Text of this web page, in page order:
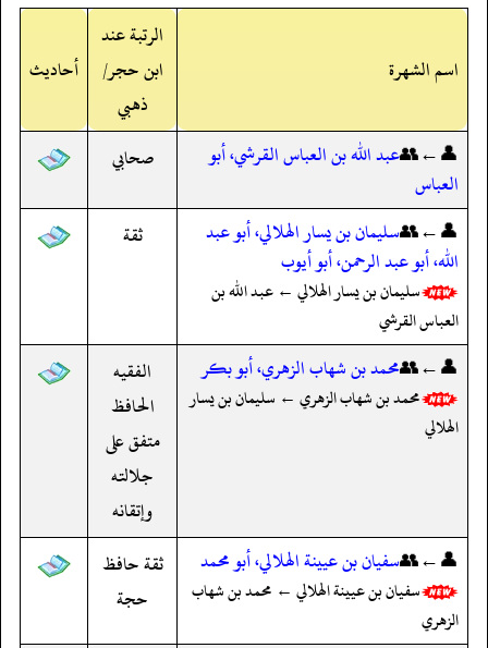
اسم الشهرة
الرتبة عند
ابن حجر/
ذهبي
أحاديث
👤←👥عبد الله بن العباس القرشي، أبو
العباس
صحابي
👤←👥سليمان بن يسار الهلالي، أبو عبد
الله، أبو عبد الرحمن، أبو أيوب
سليمان بن يسار الهلالي ← عبد الله بن
العباس القرشي
ثقة
👤←👥محمد بن شهاب الزهري، أبو بكر
محمد بن شهاب الزهري ← سليمان بن يسار
الهلالي
الفقيه
الحافظ
متفق على
جلالته
وإتقانه
👤←👥سفيان بن عيينة الهلالي، أبو محمد
سفيان بن عيينة الهلالي ← محمد بن شهاب
الزهري
ثقة حافظ
حجة